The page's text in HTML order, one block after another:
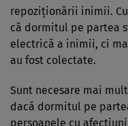
repoziționării inimii.
că dormitul pe partea
electrică a inimii, ci
au fost colectate.
Sunt necesare mai
dacă dormitul pe
persoanele cu